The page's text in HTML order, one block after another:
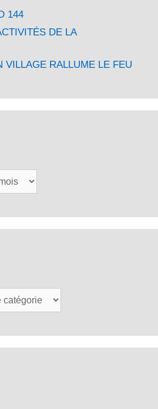
144
DE LA
VILLAGE RALLUME LE FEU